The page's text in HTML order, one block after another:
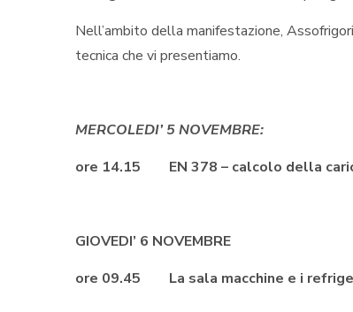
Nell’ambito della manifestazione,
tecnica che vi presentiamo.
MERCOLEDI’ 5 NOVEMBRE:
ore 14.15 EN 378 – calcolo della
GIOVEDI’ 6 NOVEMBRE
ore 09.45 La sala macchine e i